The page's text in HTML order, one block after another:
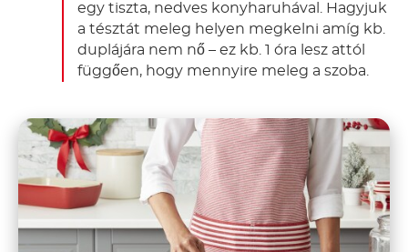
egy tiszta, nedves konyharuhával. Hagyjuk
a tésztát meleg helyen megkelni amíg kb.
duplájára nem nő – ez kb. 1 óra lesz attól
függően, hogy mennyire meleg a szoba.